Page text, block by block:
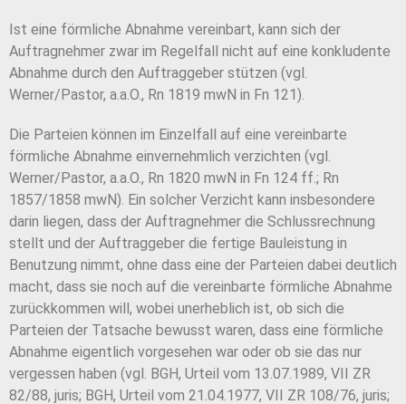
Ist eine förmliche Abnahme vereinbart, kann sich der
Auftragnehmer zwar im Regelfall nicht auf eine konkludente
Abnahme durch den Auftraggeber stützen (vgl.
Werner/Pastor, a.a.O., Rn 1819 mwN in Fn 121).
Die Parteien können im Einzelfall auf eine vereinbarte
förmliche Abnahme einvernehmlich verzichten (vgl.
Werner/Pastor, a.a.O., Rn 1820 mwN in Fn 124 ff.; Rn
1857/1858 mwN). Ein solcher Verzicht kann insbesondere
darin liegen, dass der Auftragnehmer die Schlussrechnung
stellt und der Auftraggeber die fertige Bauleistung in
Benutzung nimmt, ohne dass eine der Parteien dabei deutlich
macht, dass sie noch auf die vereinbarte förmliche Abnahme
zurückkommen will, wobei unerheblich ist, ob sich die
Parteien der Tatsache bewusst waren, dass eine förmliche
Abnahme eigentlich vorgesehen war oder ob sie das nur
vergessen haben (vgl. BGH, Urteil vom 13.07.1989, VII ZR
82/88, juris; BGH, Urteil vom 21.04.1977, VII ZR 108/76, juris;